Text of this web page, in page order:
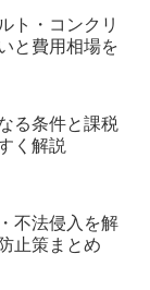
ト・コンクリ
と費用相場を
る条件と課税
く解説
不法侵入を解
止策まとめ